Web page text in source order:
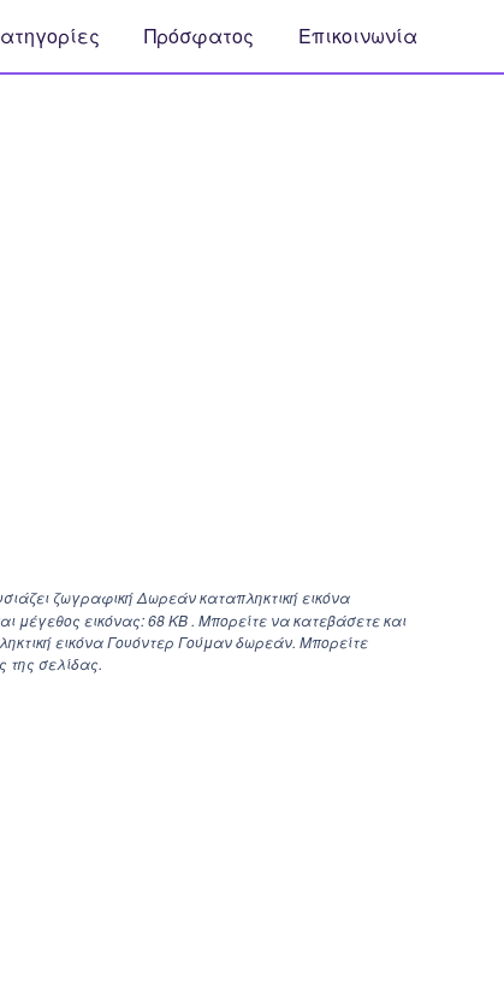
Πρόσφατος Επικοινωνία
ζωγραφική Δωρεάν καταπληκτική εικόνα
μέγεθος εικόνας: 68 KB . Μπορείτε να κατεβάσετε και
εικόνα Γουόντερ Γούμαν δωρεάν. Μπορείτε
της σελίδας.